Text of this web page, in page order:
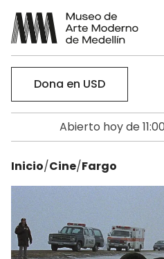
Dona en USD
Abierto hoy de
Inicio/Cine/Fargo